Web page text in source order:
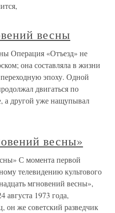
весны
Операция «Отъезд» не
она составляла в жизни
эпоху. Одной
двигаться по
а другой уже нащупывал
весны»
С момента первой
телевидению культового
мгновений весны»,
августа 1973 года,
же советский разведчик